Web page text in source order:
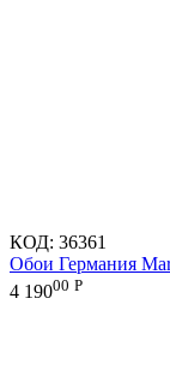
КОД: 36361
Обои Германия
4 19000 Р